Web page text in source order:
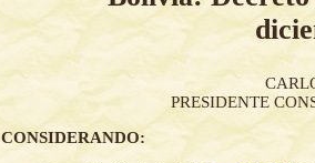
PRESIDENTE
CONSIDERANDO: